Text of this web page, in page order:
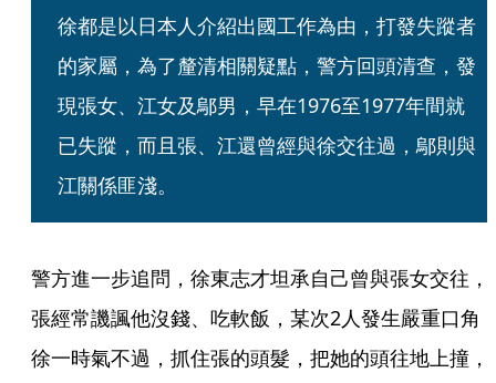
徐都是以日本人介紹出國工作為由，打發失蹤者
的家屬，為了釐清相關疑點，警方回頭清查，發
現張女、江女及鄔男，早在1976至1977年間就
已失蹤，而且張、江還曾經與徐交往過，鄔則與
江關係匪淺。
警方進一步追問，徐東志才坦承自己曾與張女交往，
張經常譏諷他沒錢、吃軟飯，某次2人發生嚴重口角
徐一時氣不過，抓住張的頭髮，把她的頭往地上撞，